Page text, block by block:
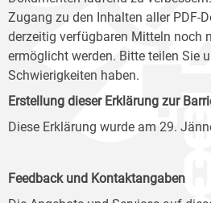
Zugang zu den Inhalten aller PDF-
derzeitig verfügbaren Mitteln noch
ermöglicht werden. Bitte teilen Sie
Schwierigkeiten haben.
Erstellung dieser Erklärung zur
Diese Erklärung wurde am 29.
Feedback und Kontaktangaben